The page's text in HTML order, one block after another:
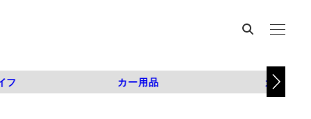
フ カー用品 カスタム